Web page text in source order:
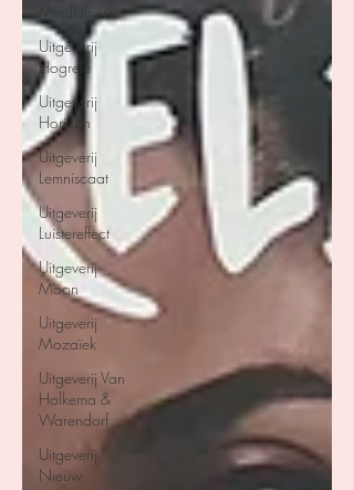
Mindfulness
Uitgeverij
Hogrefe
Uitgeverij
Horizon
Uitgeverij
Lemniscaat
Uitgeverij
Luistereffect
Uitgeverij
Moon
Uitgeverij
Mozaïek
Uitgeverij Van
Holkema &
Warendorf
Uitgeverij
Nieuw